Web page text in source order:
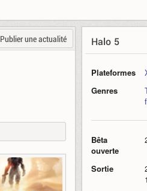
Publier une actualité Halo 5
Plateformes
Genres
Bêta
ouverte
Sortie